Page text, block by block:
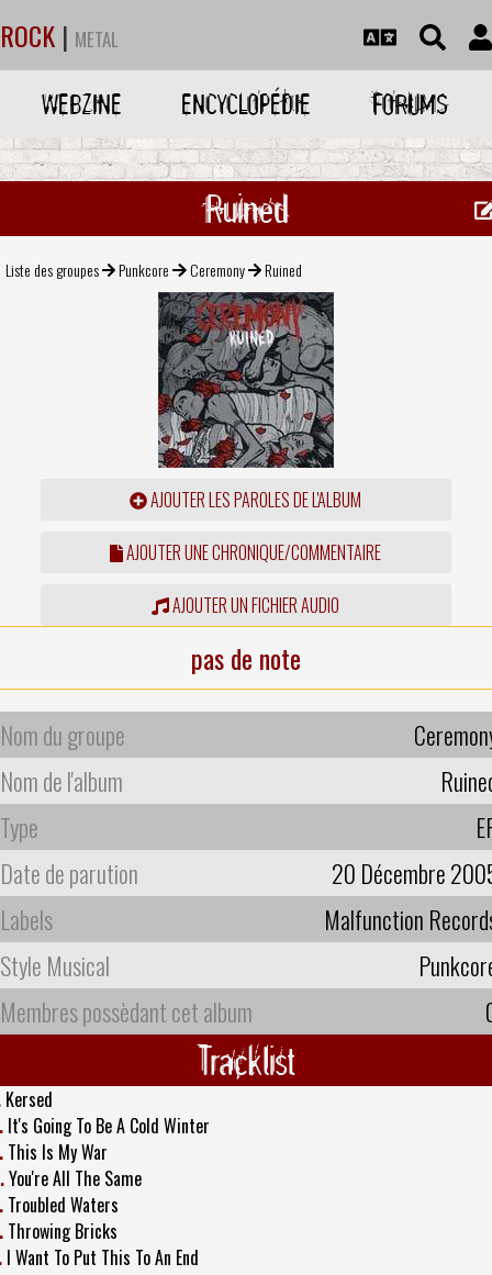
ROCK | METAL
WEBZINE ENCYCLOPÉDIE FORUMS
Ruined
Liste des groupes Punkcore Ceremony Ruined
AJOUTER LES PAROLES DE L'ALBUM
AJOUTER UNE CHRONIQUE/COMMENTAIRE
AJOUTER UN FICHIER AUDIO
pas de note
Nom du groupe
Nom de l'album
Type
Date de parution
20 Décembre
Labels
Malfunction
Style Musical
Membres possèdant cet album
Tracklist
Kersed
It's Going To Be A Cold Winter
This Is My War
You're All The Same
Troubled Waters
Throwing Bricks
I Want To Put This To An End